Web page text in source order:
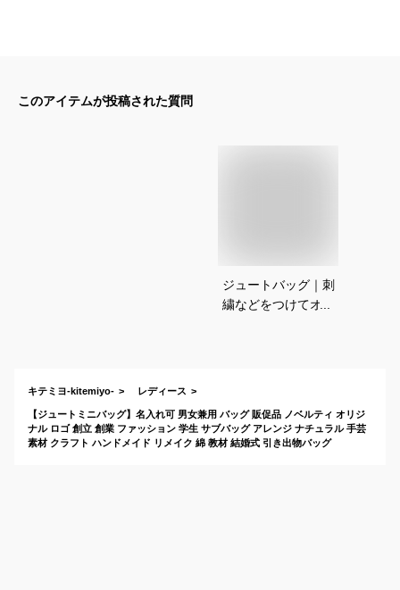
このアイテムが投稿された質問
ジュートバッグ｜刺
繍などをつけてオリ
キテミヨ-kitemiyo- レディース
【ジュートミニバッグ】名入れ可 男女兼用 バッグ 販促品 ノベルティ オリジ
ナル ロゴ 創立 創業 ファッション 学生 サブバッグ アレンジ ナチュラル 手芸
素材 クラフト ハンドメイド リメイク 綿 教材 結婚式 引き出物バッグ